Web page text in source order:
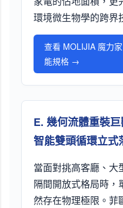
環境微生物學的跨界
查看 MOLIJIA 魔力
能規格 →
E. 幾何流體重裝
智能雙頭循環立式
當面對挑高客廳、大
隔間開放式格局時，
然存在物理極限。菲